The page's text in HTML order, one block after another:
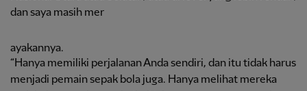
dan saya masih mer
ayakannya.
“Hanya memiliki perjalanan Anda sendiri, dan itu tidak harus
menjadi pemain sepak bola juga. Hanya melihat mereka